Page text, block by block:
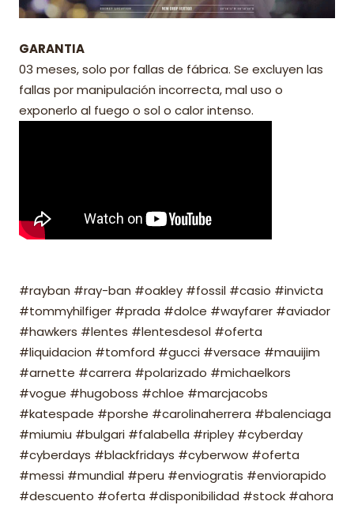
GARANTIA
03 meses, solo por fallas de fábrica. Se excluyen las
fallas por manipulación incorrecta, mal uso o
exponerlo al fuego o sol o calor intenso.
#rayban #ray-ban #oakley #fossil #casio #invicta
#tommyhilfiger #prada #dolce #wayfarer #aviador
#hawkers #lentes #lentesdesol #oferta
#liquidacion #tomford #gucci #versace #mauijim
#arnette #carrera #polarizado #michaelkors
#vogue #hugoboss #chloe #marcjacobs
#katespade #porshe #carolinaherrera #balenciaga
#miumiu #bulgari #falabella #ripley #cyberday
#cyberdays #blackfridays #cyberwow #oferta
#messi #mundial #peru #enviogratis #enviorapido
#descuento #oferta #disponibilidad #stock #ahora